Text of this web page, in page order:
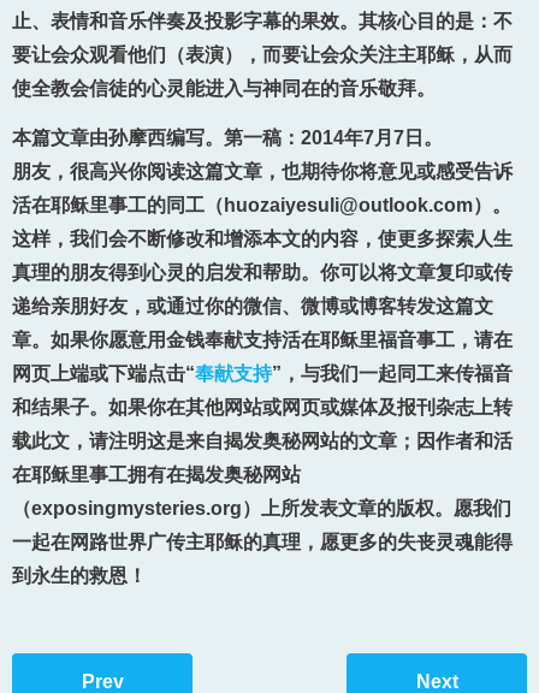
止、表情和音乐伴奏及投影字幕的果效。其核心目的是：不
要让会众观看他们（表演），而要让会众关注主耶稣，从而
使全教会信徒的心灵能进入与神同在的音乐敬拜。
本篇文章由孙摩西编写。第一稿：2014年7月7日。
朋友，很高兴你阅读这篇文章，也期待你将意见或感受告诉
活在耶稣里事工的同工（huozaiyesuli@outlook.com）。
这样，我们会不断修改和增添本文的内容，使更多探索人生
真理的朋友得到心灵的启发和帮助。你可以将文章复印或传
递给亲朋好友，或通过你的微信、微博或博客转发这篇文
章。如果你愿意用金钱奉献支持活在耶稣里福音事工，请在
网页上端或下端点击“奉献支持”，与我们一起同工来传福音
和结果子。如果你在其他网站或网页或媒体及报刊杂志上转
载此文，请注明这是来自揭发奥秘网站的文章；因作者和活
在耶稣里事工拥有在揭发奥秘网站
（exposingmysteries.org）上所发表文章的版权。愿我们
一起在网路世界广传主耶稣的真理，愿更多的失丧灵魂能得
到永生的救恩！
Prev Next